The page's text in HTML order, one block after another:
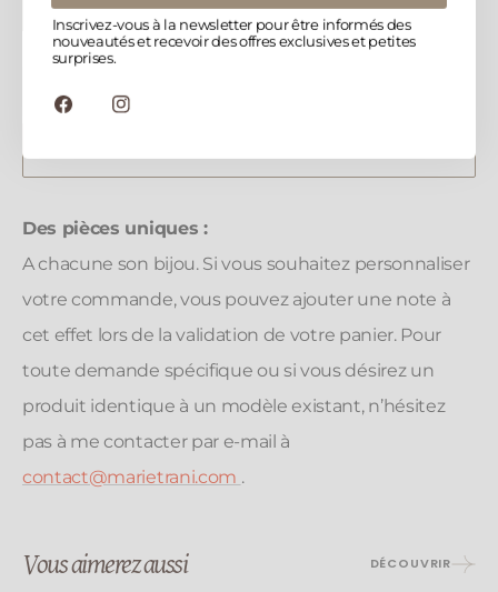
Inscrivez-vous à la newsletter pour être informés des
nouveautés et recevoir des offres exclusives et petites
surprises.
FacebookInstagram
Diminuer
la
quantité
Bracelet
|
DUO
|
Des pièces uniques :
A chacune son bijou. Si vous souhaitez personnaliser
votre commande, vous pouvez ajouter une note à
cet effet lors de la validation de votre panier. Pour
toute demande spécifique ou si vous désirez un
produit identique à un modèle existant, n’hésitez
pas à me contacter par e-mail à
contact@marietrani.com .
Vous aimerez aussi DÉCOUVRIR